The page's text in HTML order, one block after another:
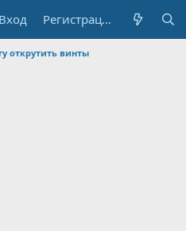
Вход Регистрация
открутить винты